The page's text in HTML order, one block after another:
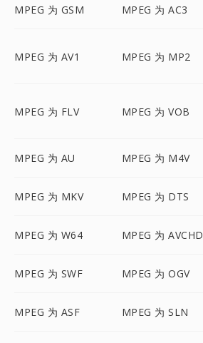
MPEG 为 GSM MPEG 为 AC3
MPEG 为 AV1 MPEG 为 MP2
MPEG 为 FLV MPEG 为 VOB
MPEG 为 AU MPEG 为 M4V
MPEG 为 MKV MPEG 为 DTS
MPEG 为 W64 MPEG 为 AVCHD
MPEG 为 SWF MPEG 为 OGV
MPEG 为 ASF MPEG 为 SLN